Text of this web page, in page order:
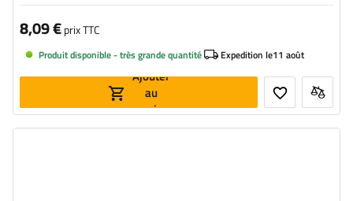
8,09 €prix TTC
Produit disponible - très grande quantité Expedition le11 août
Ajouter
au
panier